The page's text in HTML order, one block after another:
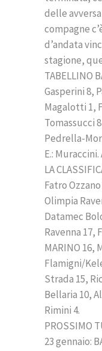
delle
compagne
d’andata
stagione,
TABELLINO
Gasperini 8,
Magalotti 1,
Tomassucci
Pedrella-
E.:
LA
Fatro
Olimpia
Datamec
Ravenna 17,
MARINO 16,
Flamigni/
Strada 15,
Bellaria 10,
Rimini 4.
PROSSIMO
23 gennaio: